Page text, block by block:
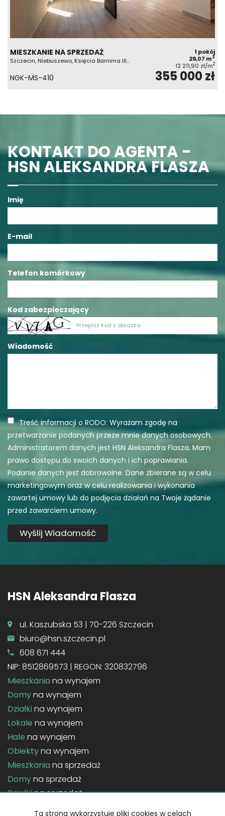
MIESZKANIE NA SPRZEDAŻ
Szczecin, Niebuszewo, Księcia Barnima III…
1 pokój
29,07 m2
12 211,90 zł/m2
NGK-MS-410 355 000 zł
KONTAKT DO AGENTA -
HSN ALEKSANDRA FLASZA
Imię
E-mail
Telefon komórkowy
Kod zabezpieczający
Wiadomość
Treść informacji o RODO: Wyrażam zgodę na
przetwarzanie podanych przeze mnie danych osobowych.
Administratorem danych jest HSN Aleksandra Flasza. Mam
prawo dostępu do swoich danych i ich poprawiania.
Podanie danych jest dobrowolne. Dane zbierane są w celu
marketingowym oraz w celu realizowania i wykonania
zawartej umowy lub do podjęcia działań na Twoje żądanie
przed zawarciem umowy.
HSN Aleksandra Flasza
ul. Kaszubska 53 | 70-226 Szczecin
biuro@hsn.szczecin.pl
608 671 444
NIP: 8512869573 | REGON: 320832796
Mieszkania na wynajem
Domyna wynajem
Działki na wynajem
Lokale na wynajem
Hale na wynajem
Obiektyna wynajem
Mieszkania na sprzedaż
Domyna sprzedaż
Działkina sprzedaż
Ta strona wykorzystuje pliki cookies w celach